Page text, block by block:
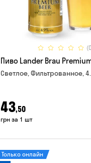
Пиво Lander Brau
Светлое, Фильтрованное,
43,50
грн за 1 шт
Только онлайн